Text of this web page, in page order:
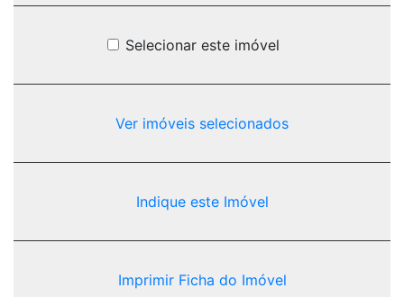
Selecionar este imóvel
Ver imóveis selecionados
Indique este Imóvel
Imprimir Ficha do Imóvel